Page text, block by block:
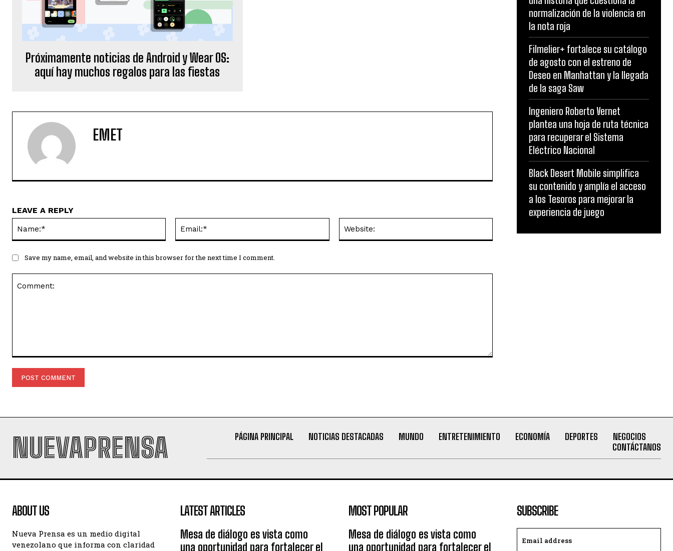
Próximamente noticias de Android y Wear OS:
aquí hay muchos regalos para las fiestas
EMET
LEAVE A REPLY
Save my name, email, and website in this browser for the next time I comment.
normalización de la violencia en
la nota roja
Filmelier+ fortalece su catálogo
de agosto con el estreno de
Deseo en Manhattan y la llegada
de la saga Saw
Ingeniero Roberto Vernet
plantea una hoja de ruta técnica
para recuperar el Sistema
Eléctrico Nacional
Black Desert Mobile simplifica
su contenido y amplía el acceso
a los Tesoros para mejorar la
experiencia de juego
NUEVAPRENSA PÁGINA PRINCIPAL NOTICIAS DESTACADAS MUNDO ENTRETENIMIENTO ECONOMÍA DEPORTES
NEGOCIOS
CONTÁCTANOS
ABOUT US
Nueva Prensa es un medio digital
venezolano que informa con claridad
LATEST ARTICLES
Mesa de diálogo es vista como
una oportunidad para fortalecer el
MOST POPULAR
Mesa de diálogo es vista como
una oportunidad para fortalecer el
SUBSCRIBE